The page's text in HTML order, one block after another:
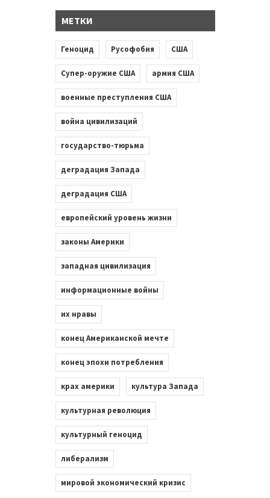
МЕТКИ
Геноцид Русофобия США
Супер-оружие США армия США
военные преступления США
война цивилизаций
государство-тюрьма
деградация Запада
деградация США
европейский уровень жизни
законы Америки
западная цивилизация
информационные войны
их нравы
конец Американской мечте
конец эпохи потребления
крах америки культура Запада
культурная революция
культурный геноцид
либерализм
мировой экономический кризис